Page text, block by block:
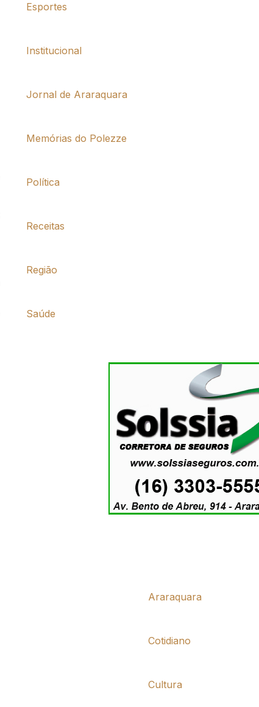
Esportes
Institucional
Jornal de Araraquara
Memórias do Polezze
Política
Receitas
Região
Saúde
Araraquara
Cotidiano
Cultura